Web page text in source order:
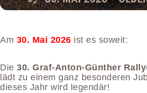
Am 30. Mai 2026 ist es soweit:
Die 30. Graf-Anton-Günther
lädt zu einem ganz besonderen
dieses Jahr wird legendär!